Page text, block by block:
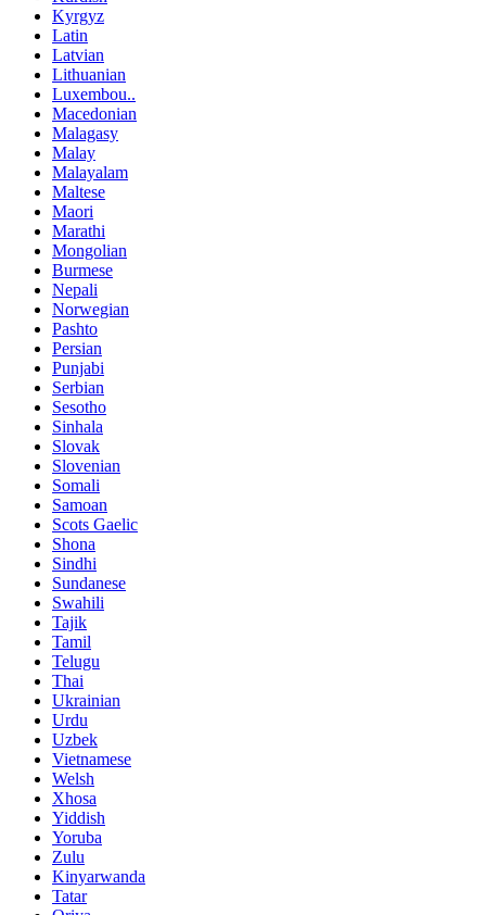
Kyrgyz
Latin
Latvian
Lithuanian
Luxembou..
Macedonian
Malagasy
Malay
Malayalam
Maltese
Maori
Marathi
Mongolian
Burmese
Nepali
Norwegian
Pashto
Persian
Punjabi
Serbian
Sesotho
Sinhala
Slovak
Slovenian
Somali
Samoan
Scots Gaelic
Shona
Sindhi
Sundanese
Swahili
Tajik
Tamil
Telugu
Thai
Ukrainian
Urdu
Uzbek
Vietnamese
Welsh
Xhosa
Yiddish
Yoruba
Zulu
Kinyarwanda
Tatar